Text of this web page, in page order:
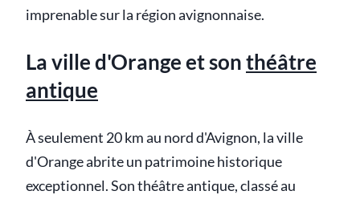
imprenable sur la région avignonnaise.
La ville d'Orange et sonthéâtre
antique
À seulement 20 km au nord d'Avignon, la ville
d'Orange abrite un patrimoine historique
exceptionnel. Son théâtre antique, classé au